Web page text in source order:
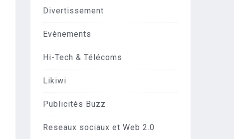
Divertissement
Evènements
Hi-Tech & Télécoms
Likiwi
Publicités Buzz
Reseaux sociaux et Web 2.0